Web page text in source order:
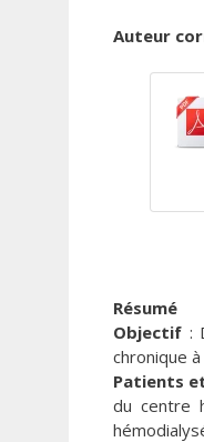
Auteur
Résumé
Objectif :
chronique
Patients
du centre